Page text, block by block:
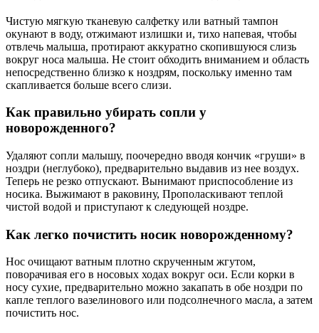
Чистую мягкую тканевую салфетку или ватный тампон
окунают в воду, отжимают излишки и, тихо напевая, чтобы
отвлечь малыша, протирают аккуратно скопившуюся слизь
вокруг носа малыша. Не стоит обходить вниманием и область
непосредственно близко к ноздрям, поскольку именно там
скапливается больше всего слизи.
Как правильно убирать сопли у
новорожденного?
Удаляют сопли малышу, поочередно вводя кончик «груши» в
ноздри (неглубоко), предварительно выдавив из нее воздух.
Теперь не резко отпускают. Вынимают приспособление из
носика. Выжимают в раковину, Прополаскивают теплой
чистой водой и приступают к следующей ноздре.
Как легко почистить носик новорожденному?
Нос очищают ватным плотно скрученным жгутом,
поворачивая его в носовых ходах вокруг оси. Если корки в
носу сухие, предварительно можно закапать в обе ноздри по
капле теплого вазелинового или подсолнечного масла, а затем
почистить нос.